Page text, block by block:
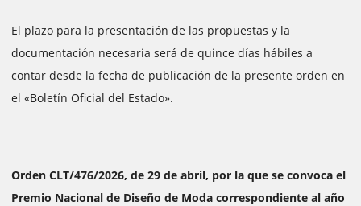
El plazo para la presentación de las propuestas y la
documentación necesaria será de quince días hábiles a
contar desde la fecha de publicación de la presente orden en
el «Boletín Oficial del Estado».
Orden CLT/476/2026, de 29 de abril, por la que se convoca el
Premio Nacional de Diseño de Moda correspondiente al año